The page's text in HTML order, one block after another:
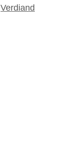
Verdiand